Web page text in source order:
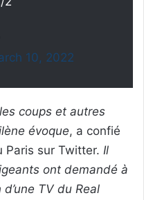
10, 2022
coups et autres
évoque, a confié
Paris sur Twitter. Il
ont demandé à
TV du Real